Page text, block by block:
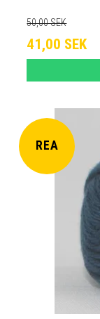
50,00 SEK
41,00 SEK
REA